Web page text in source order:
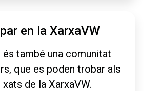
en la XarxaVW
és també una comunitat
que es poden trobar als
de la XarxaVW.